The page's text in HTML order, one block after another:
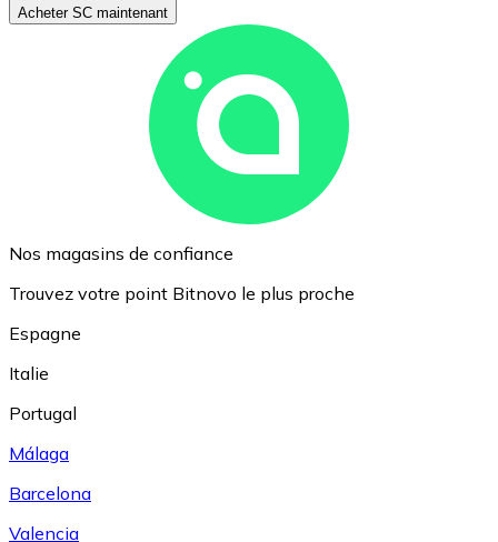
Acheter SC maintenant
Nos magasins de confiance
Trouvez votre point Bitnovo le plus proche
Espagne
Italie
Portugal
Málaga
Barcelona
Valencia